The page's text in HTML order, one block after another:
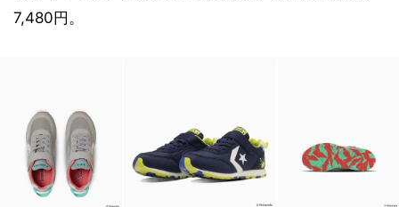
7,480円。